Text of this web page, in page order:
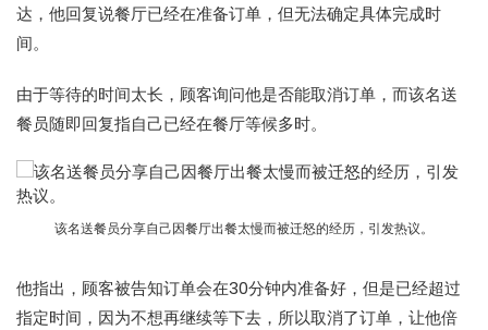
达，他回复说餐厅已经在准备订单，但无法确定具体完成时
间。
由于等待的时间太长，顾客询问他是否能取消订单，而该名送
餐员随即回复指自己已经在餐厅等候多时。
该名送餐员分享自己因餐厅出餐太慢而被迁怒的经历，引发热议。
他指出，顾客被告知订单会在30分钟内准备好，但是已经超过
指定时间，因为不想再继续等下去，所以取消了订单，让他倍